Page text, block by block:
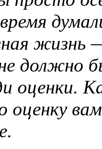
жизнь
не должно
оценки.
оценку